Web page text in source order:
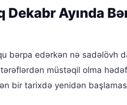
Dekabr Ayında
bərpa edərkən nə sadəlövh
müstəqil olma
bir tarixdə yenidən